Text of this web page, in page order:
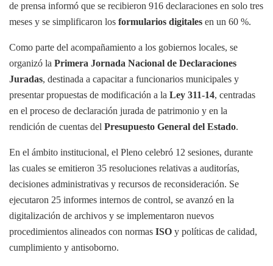
de prensa informó que se recibieron 916 declaraciones en solo tres
meses y se simplificaron los formularios digitales en un 60 %.
Como parte del acompañamiento a los gobiernos locales, se
organizó la Primera Jornada Nacional de Declaraciones
Juradas, destinada a capacitar a funcionarios municipales y
presentar propuestas de modificación a la Ley 311-14, centradas
en el proceso de declaración jurada de patrimonio y en la
rendición de cuentas del Presupuesto General del Estado.
En el ámbito institucional, el Pleno celebró 12 sesiones, durante
las cuales se emitieron 35 resoluciones relativas a auditorías,
decisiones administrativas y recursos de reconsideración. Se
ejecutaron 25 informes internos de control, se avanzó en la
digitalización de archivos y se implementaron nuevos
procedimientos alineados con normas ISO y políticas de calidad,
cumplimiento y antisoborno.